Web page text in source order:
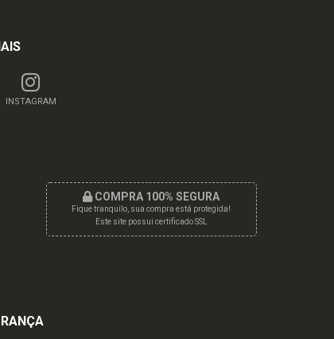
INSTAGRAM
COMPRA 100% SEGURA
Fique tranquilo, sua compra está protegida!
Este site possui certificado SSL